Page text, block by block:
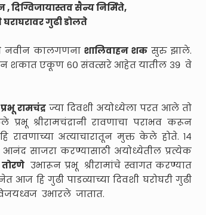
दिग्विजायास्तव सैन्य निर्मिते,
घराघरावर गुढी डोलते
नवीन कालगणनाशालिवाहन शक सुरु झाले.
शकात एकूण ६० संवत्सरे आहेत यातील ३९ वे
प्रभू रामचंद्र ज्या दिवशी अयोध्येला परत आले तो
श्रीरामचंद्रानी रावणाचा पराभव करून
अत्याचारातून मुक्त केले होते. १४
साजरा करण्यासाठी अयोध्येतील प्रत्येक
उभारून प्रभू श्रीरामांचे स्वागत करण्यात
आज हि गुढी पाडव्याच्या दिवशी घरोघरी गुढी
उभारले जातात.